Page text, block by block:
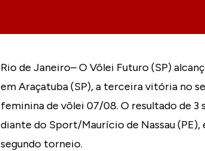
Rio de Janeiro– O Vôlei Futuro (SP)
em Araçatuba (SP), a terceira vitória no
feminina de vôlei 07/08. O resultado de
diante do Sport/Maurício de Nassau (PE),
segundo torneio.